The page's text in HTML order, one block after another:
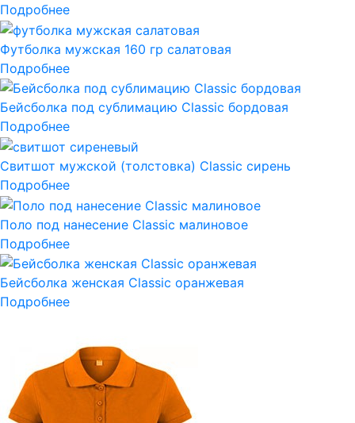
Подробнее
Футболка мужская 160 гр салатовая
Подробнее
Бейсболка под сублимацию Classic бордовая
Подробнее
Свитшот мужской (толстовка) Classic сирень
Подробнее
Поло под нанесение Classic малиновое
Подробнее
Бейсболка женская Classic оранжевая
Подробнее